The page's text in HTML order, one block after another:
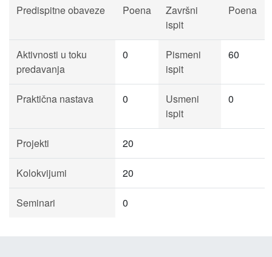
Predispitne obaveze Poena
Završni
ispit
Poena
Aktivnosti u toku
predavanja
0
Pismeni
ispit
60
Praktična nastava 0
Usmeni
ispit
0
Projekti 20
Kolokvijumi 20
Seminari 0